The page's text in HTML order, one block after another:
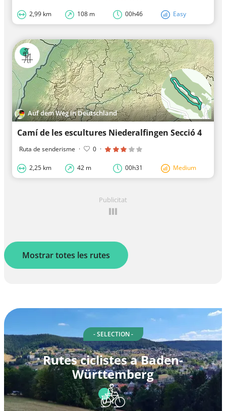
2,99 km 108 m 00h46 Easy
Auf dem Weg in Deutschland
Camí de les escultures Niederalfingen Secció 4
Ruta de senderisme · 0 ·
2,25 km 42 m 00h31 Medium
Publicitat
Mostrar totes les rutes
- SELECTION -
Rutes ciclistes a Baden-
Württemberg